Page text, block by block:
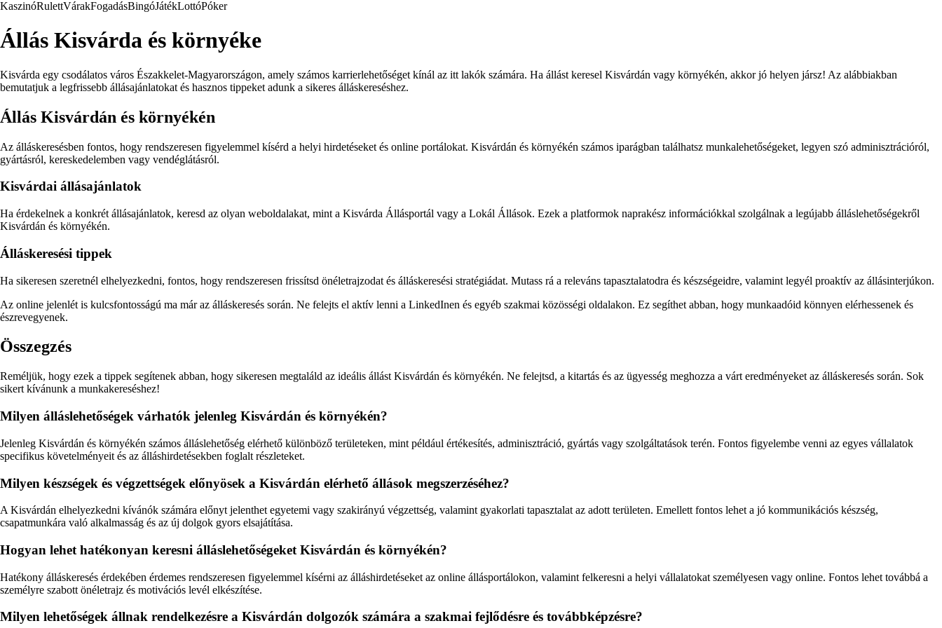
KaszinóRulettVárakFogadásBingóJátékLottóPóker
Állás Kisvárda és környéke
Kisvárda egy csodálatos város Északkelet-Magyarországon, amely számos karrierlehetőséget kínál az itt lakók számára. Ha állást keresel Kisvárdán vagy környékén, akkor jó helyen jársz! Az alábbiakban
bemutatjuk a legfrissebb állásajánlatokat és hasznos tippeket adunk a sikeres álláskereséshez.
Állás Kisvárdán és környékén
Az álláskeresésben fontos, hogy rendszeresen figyelemmel kísérd a helyi hirdetéseket és online portálokat. Kisvárdán és környékén számos iparágban találhatsz munkalehetőségeket, legyen szó adminisztrációról,
gyártásról, kereskedelemben vagy vendéglátásról.
Kisvárdai állásajánlatok
Ha érdekelnek a konkrét állásajánlatok, keresd az olyan weboldalakat, mint a Kisvárda Állásportál vagy a Lokál Állások. Ezek a platformok naprakész információkkal szolgálnak a legújabb álláslehetőségekről
Kisvárdán és környékén.
Álláskeresési tippek
Ha sikeresen szeretnél elhelyezkedni, fontos, hogy rendszeresen frissítsd önéletrajzodat és álláskeresési stratégiádat. Mutass rá a releváns tapasztalatodra és készségeidre, valamint legyél proaktív az állásinterjúkon.
Az online jelenlét is kulcsfontosságú ma már az álláskeresés során. Ne felejts el aktív lenni a LinkedInen és egyéb szakmai közösségi oldalakon. Ez segíthet abban, hogy munkaadóid könnyen elérhessenek és
észrevegyenek.
Összegzés
Reméljük, hogy ezek a tippek segítenek abban, hogy sikeresen megtaláld az ideális állást Kisvárdán és környékén. Ne felejtsd, a kitartás és az ügyesség meghozza a várt eredményeket az álláskeresés során. Sok
sikert kívánunk a munkakereséshez!
Milyen álláslehetőségek várhatók jelenleg Kisvárdán és környékén?
Jelenleg Kisvárdán és környékén számos álláslehetőség elérhető különböző területeken, mint például értékesítés, adminisztráció, gyártás vagy szolgáltatások terén. Fontos figyelembe venni az egyes vállalatok
specifikus követelményeit és az álláshirdetésekben foglalt részleteket.
Milyen készségek és végzettségek előnyösek a Kisvárdán elérhető állások megszerzéséhez?
A Kisvárdán elhelyezkedni kívánók számára előnyt jelenthet egyetemi vagy szakirányú végzettség, valamint gyakorlati tapasztalat az adott területen. Emellett fontos lehet a jó kommunikációs készség,
csapatmunkára való alkalmasság és az új dolgok gyors elsajátítása.
Hogyan lehet hatékonyan keresni álláslehetőségeket Kisvárdán és környékén?
Hatékony álláskeresés érdekében érdemes rendszeresen figyelemmel kísérni az álláshirdetéseket az online állásportálokon, valamint felkeresni a helyi vállalatokat személyesen vagy online. Fontos lehet továbbá a
személyre szabott önéletrajz és motivációs levél elkészítése.
Milyen lehetőségek állnak rendelkezésre a Kisvárdán dolgozók számára a szakmai fejlődésre és továbbképzésre?